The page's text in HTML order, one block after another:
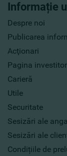
Informație
Despre noi
Publicarea
Acţionari
Pagina
Carieră
Utile
Securitate
Sesizări ale
Sesizări ale
Condițiile de